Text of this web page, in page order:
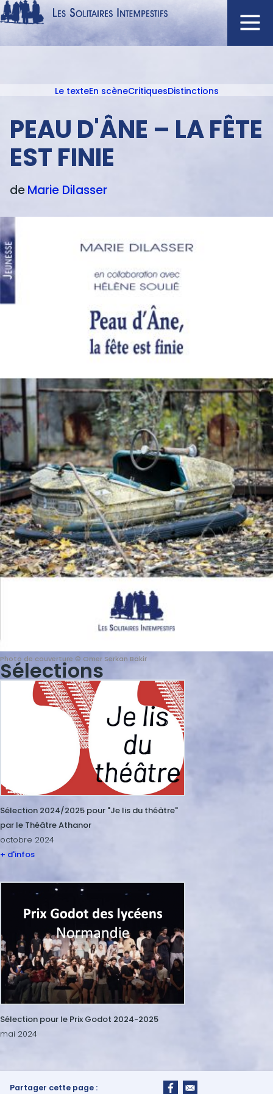
Aller
au
principal
Navigation
ACCUEIL
AUTEURS
À L'AFFICHE
DISTINCTIONS
CRITIQUES
PODCASTS
texte
Le texteEn scèneCritiquesDistinctions
PEAU D'ÂNE – LA FÊTE
EST FINIE
deMarie Dilasser
Photo de couverture © Omer Serkan Bakir
Sélections
Sélection 2024/2025 pour "Je lis du théâtre"
par le Théâtre Athanor
octobre 2024
+ d'infos
Sélection pour le Prix Godot 2024-2025
mai 2024
Partager cette page :